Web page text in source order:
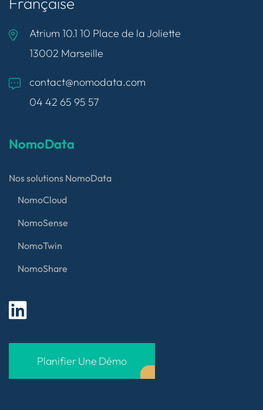
Atrium 10.1 10 Place de la Joliette
13002 Marseille
contact@nomodata.com
04 42 65 95 57
NomoData
Nos solutions NomoData
NomoCloud
NomoSense
NomoTwin
NomoShare
Planifier Une Démo